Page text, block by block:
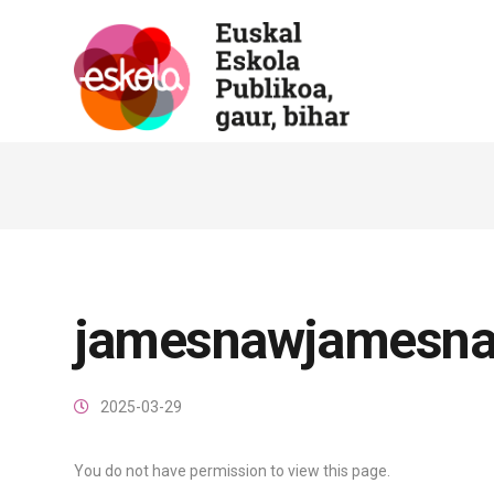
2025-03-29
You do not have permission to view this page.